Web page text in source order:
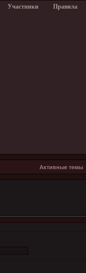
Участники Правила
Активные темы